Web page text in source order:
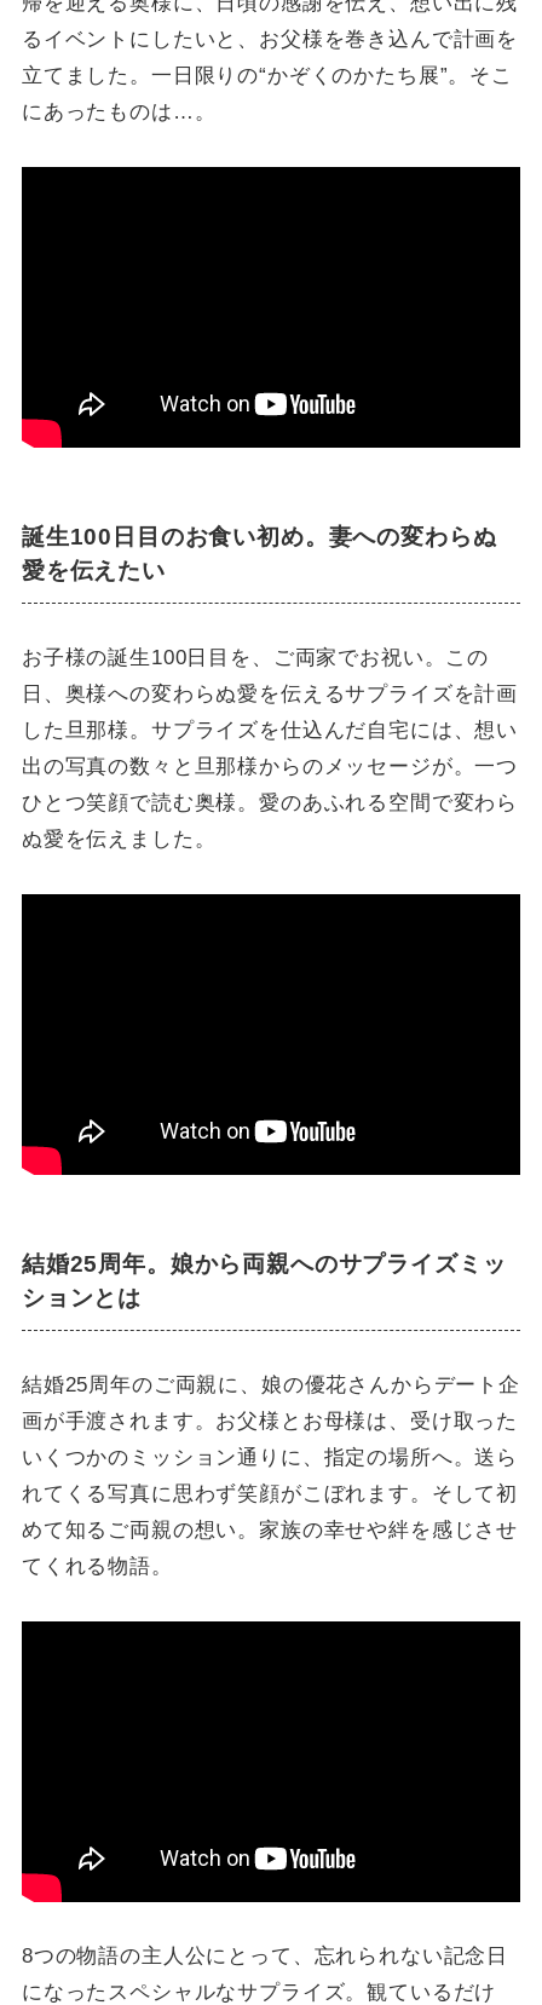
るイベントにしたいと、お父様を巻き込んで計画を
立てました。一日限りの“かぞくのかたち展”。そこ
にあったものは…。
誕生100日目のお食い初め。妻への変わらぬ
愛を伝えたい
お子様の誕生100日目を、ご両家でお祝い。この
日、奥様への変わらぬ愛を伝えるサプライズを計画
した旦那様。サプライズを仕込んだ自宅には、想い
出の写真の数々と旦那様からのメッセージが。一つ
ひとつ笑顔で読む奥様。愛のあふれる空間で変わら
ぬ愛を伝えました。
結婚25周年。娘から両親へのサプライズミッ
ションとは
結婚25周年のご両親に、娘の優花さんからデート企
画が手渡されます。お父様とお母様は、受け取った
いくつかのミッション通りに、指定の場所へ。送ら
れてくる写真に思わず笑顔がこぼれます。そして初
めて知るご両親の想い。家族の幸せや絆を感じさせ
てくれる物語。
8つの物語の主人公にとって、忘れられない記念日
になったスペシャルなサプライズ。観ているだけ